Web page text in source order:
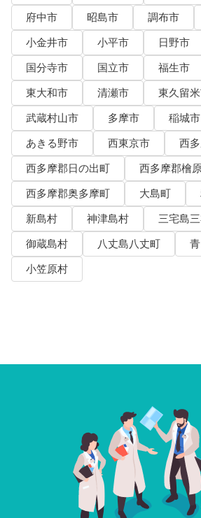
府中市
昭島市 調布市
小金井市
小平市 日野市
国分寺市
国立市 福生市
東大和市
清瀬市
東久留
武蔵村山市
多摩市 稲城市
あきる野市
西東京市
西
西多摩郡日の出町
西多摩郡檜
西多摩郡奥多摩町
大島町
新島村
神津島村
三宅島
御蔵島村
八丈島八丈町
小笠原村